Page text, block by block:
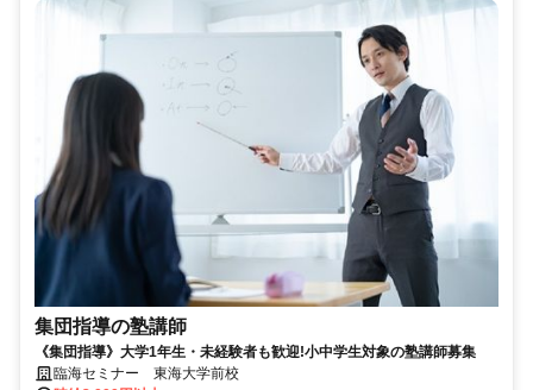
集団指導の塾講師
《集団指導》大学1年生・未経験者も歓迎!小中学生対象の塾講師募集
臨海セミナー 東海大学前校